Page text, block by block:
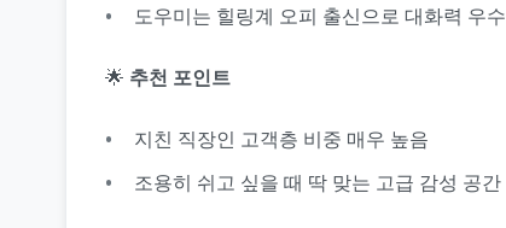
도우미는 힐링계 오피 출신으로 대화력 우수
🌟 추천 포인트
지친 직장인 고객층 비중 매우 높음
조용히 쉬고 싶을 때 딱 맞는 고급 감성 공간